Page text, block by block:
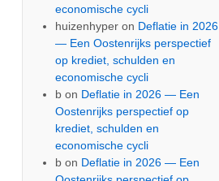
economische cycli
huizenhyper on Deflatie in 2026
— Een Oostenrijks perspectief
op krediet, schulden en
economische cycli
b on Deflatie in 2026 — Een
Oostenrijks perspectief op
krediet, schulden en
economische cycli
b on Deflatie in 2026 — Een